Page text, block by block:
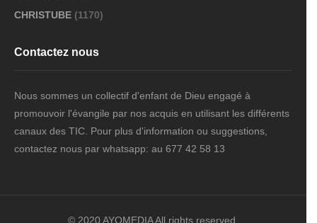
CHRISTUBE (1170)
Contactez nous
Nous sommes un collectif d'enfant de Dieu engagé à
promouvoir l'évangile par nos acquis en utilisant les différents
canaux des TIC. Pour plus d'information ou suggestions,
contactez nous par whatsapp: au 677 42 58 13
© 2020 AYOMEDIA All rights reserved.